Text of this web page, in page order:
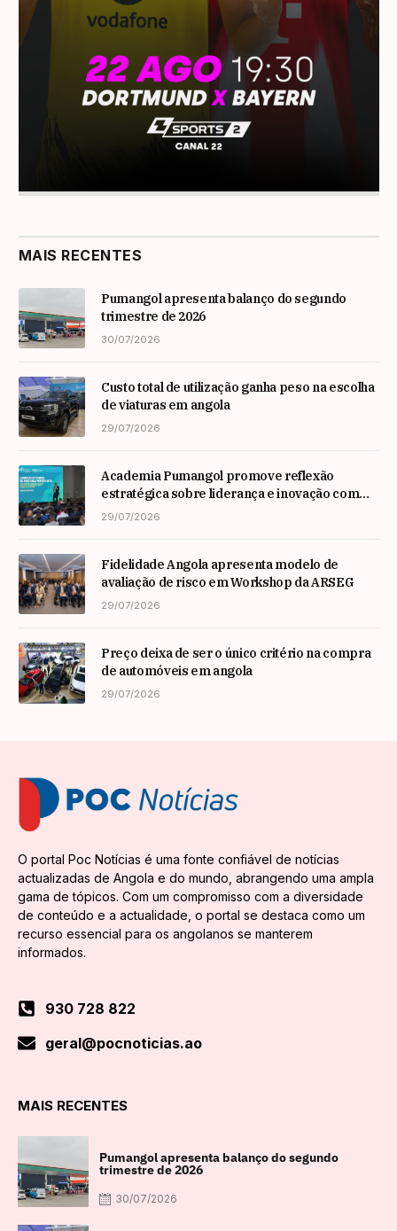
MAIS RECENTES
Pumangol apresenta balanço do segundo
trimestre de 2026
30/07/2026
Custo total de utilização ganha peso na escolha
de viaturas em angola
29/07/2026
Academia Pumangol promove reflexão
estratégica sobre liderança e inovação com
especialista internacional Nadim Habib
29/07/2026
Fidelidade Angola apresenta modelo de
avaliação de risco em Workshop da ARSEG
29/07/2026
Preço deixa de ser o único critério na compra
de automóveis em angola
29/07/2026
O portal Poc Notícias é uma fonte confiável de notícias
actualizadas de Angola e do mundo, abrangendo uma ampla
gama de tópicos. Com um compromisso com a diversidade
de conteúdo e a actualidade, o portal se destaca como um
recurso essencial para os angolanos se manterem
informados.
930 728 822
geral@pocnoticias.ao
MAIS RECENTES
Pumangol apresenta balanço do segundo
trimestre de 2026
30/07/2026